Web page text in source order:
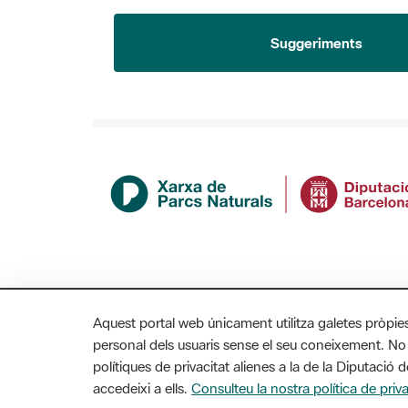
MAPA WEB AVÍS LEGAL
Aquest portal web únicament utilitza galetes
personal dels usuaris sense el seu coneixement.
polítiques de privacitat alienes a la de la Diputació
accedeixi a ells. Consulteu la nostra política de